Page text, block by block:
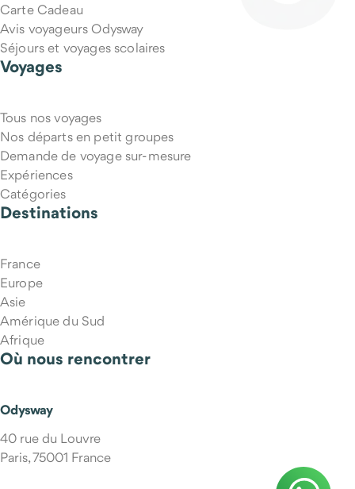
Carte Cadeau
Avis voyageurs Odysway
Séjours et voyages scolaires
Voyages
Tous nos voyages
Nos départs en petit groupes
Demande de voyage sur-mesure
Expériences
Catégories
Destinations
France
Europe
Asie
Amérique du Sud
Afrique
Où nous rencontrer
Odysway
40 rue du Louvre
Paris, 75001 France